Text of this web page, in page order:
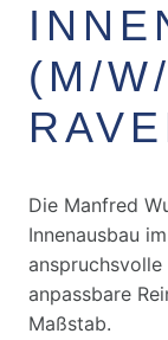
(M/
Die Manfred
Innenausbau
anpassbare
Maßstab.